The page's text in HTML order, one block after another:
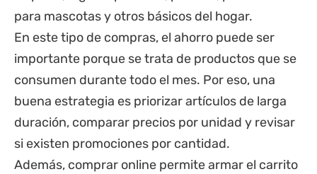
para mascotas y otros básicos del hogar.
En este tipo de compras, el ahorro puede ser
importante porque se trata de productos que se
consumen durante todo el mes. Por eso, una
buena estrategia es priorizar artículos de larga
duración, comparar precios por unidad y revisar
si existen promociones por cantidad.
Además, comprar online permite armar el carrito